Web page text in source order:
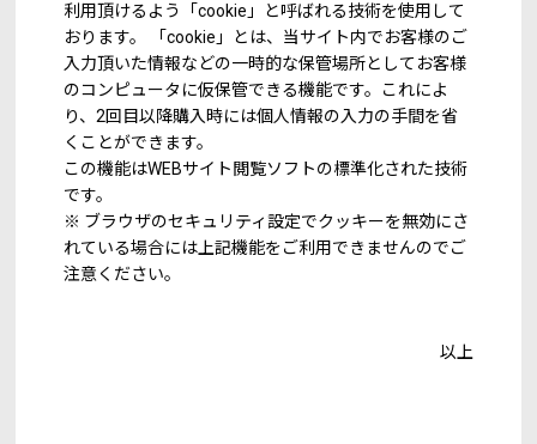
利用頂けるよう「cookie」と呼ばれる技術を使用して
おります。 「cookie」とは、当サイト内でお客様のご
入力頂いた情報などの一時的な保管場所としてお客様
のコンピュータに仮保管できる機能です。これによ
り、2回目以降購入時には個人情報の入力の手間を省
くことができます。
この機能はWEBサイト閲覧ソフトの標準化された技術
です。
※ ブラウザのセキュリティ設定でクッキーを無効にさ
れている場合には上記機能をご利用できませんのでご
注意ください。
以上